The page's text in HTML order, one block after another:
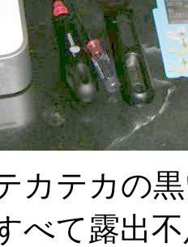
カテカの
べて露出